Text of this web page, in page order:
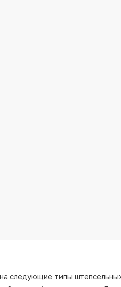
следующие типы